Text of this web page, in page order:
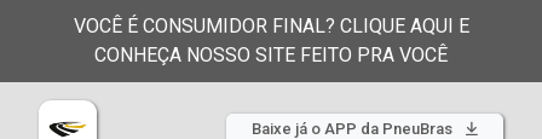
VOCÊ É CONSUMIDOR FINAL? CLIQUE AQUI E
CONHEÇA NOSSO SITE FEITO PRA VOCÊ
Baixe já o APP da PneuBras